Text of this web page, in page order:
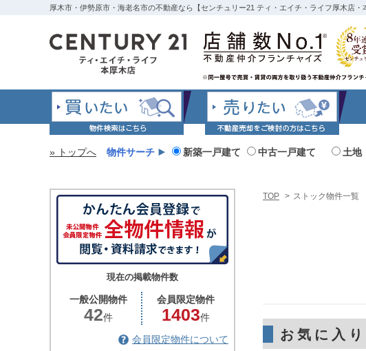
厚木市・伊勢原市・海老名市の不動産なら【センチュリー21 ティ・エイチ・ライフ厚木店・
» トップへ 物件サーチ 新築一戸建て 中古一戸建て 土地
現在の掲載物件数
一般公開物件
42件
会員限定物件
1403件
会員限定物件について
TOP > ストック物件一覧
お気に入